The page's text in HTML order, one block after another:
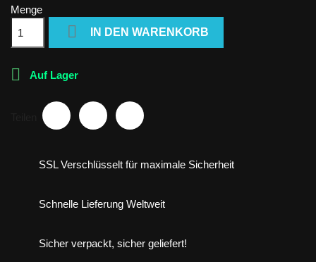
Menge
 IN DEN WARENKORB
 Auf Lager
SSL Verschlüsselt für maximale Sicherheit
Schnelle Lieferung Weltweit
Sicher verpackt, sicher geliefert!